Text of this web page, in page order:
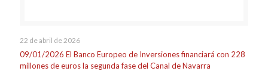
22 de abril de 2026
09/01/2026 El Banco Europeo de Inversiones financiará con 228
millones de euros la segunda fase del Canal de Navarra